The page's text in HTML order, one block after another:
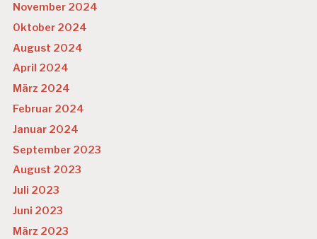
A
A
G
M
E
T
A
A
G
E
S
November 2024
Oktober 2024
August 2024
April 2024
März 2024
Februar 2024
Januar 2024
September 2023
August 2023
Juli 2023
Juni 2023
März 2023